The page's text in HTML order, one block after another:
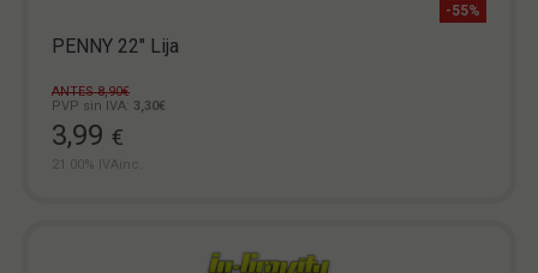
-55%
PENNY 22" Lija
PVP sin IVA: 3,30€
ANTES 8,90€
3,99 €
21.00% IVAinc.